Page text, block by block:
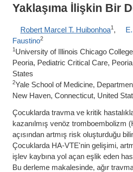
Yaklaşıma İlişkin Bir
Robert Marcel T. Huibonhoa1 ,
Faustino2
1 University of Illinois Chicago
Peoria, Pediatric Critical Care,
States
2Yale School of Medicine,
New Haven, Connecticut, United
Çocuklarda travma ve kritik
kazanılmış venöz tromboembolizm
açısından artmış risk oluşturduğu
Çocuklarda HA-VTE'nin gelişimi,
işlev kaybına yol açan eşlik eden
Bu derleme makalesinde, ağır